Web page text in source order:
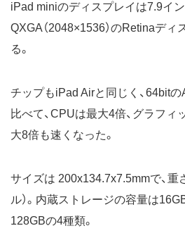
iPad miniのディスプレイは7.9イ
QXGA（2048×1536）のRetinaデ
る。
チップもiPad Airと同じく、64bit
比べて、CPUは最大4倍、グラフ
大8倍も速くなった。
サイズは 200x134.7x7.5mmで、重
ル）。内蔵ストレージの容量は
128GBの4種類。